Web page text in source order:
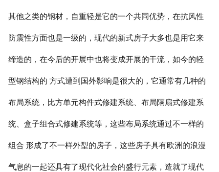
其他之类的钢材，自重轻是它的一个共同优势，在抗风性
防震性方面也是一级的，现代的新式房子大多也是用它来
缔造的，在今后的开展中也将变成开展的干流，如今的轻
型钢结构的 方式遭到国外影响是很大的，它通常有几种的
布局系统，比方单元构件式修建系统、布局隔扇式修建系
统、盒子组合式修建系统等，这些布局系统通过不一样的
组合 形成了不一样外型的房子，这些房子具有欧洲的浪漫
气息的一起还具有了现代化社会的盛行元素，造就了现代